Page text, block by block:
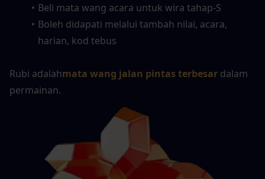
Beli mata wang acara untuk wira tahap-S
Boleh didapati melalui tambah nilai, acara,
harian, kod tebus
Rubi adalahmata wang jalan pintas terbesar dalam
permainan.